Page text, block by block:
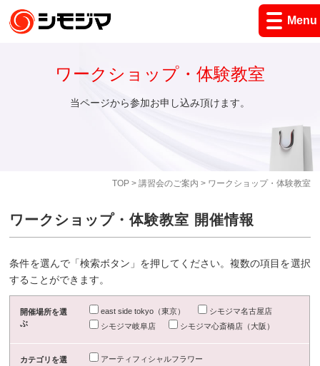
Menu
TOP> 講習会のご案内 > ワークショップ・体験教室
ワークショップ・体験教室
当ページから参加お申し込み頂けます。
ワークショップ・体験教室 開催情報
条件を選んで「検索ボタン」を押してください。複数の項目を選択
することができます。
開催場所を選
ぶ
east side tokyo（東京）
シモジマ名古屋店
シモジマ岐阜店
シモジマ心斎橋店（大阪）
カテゴリを選
アーティフィシャルフラワー